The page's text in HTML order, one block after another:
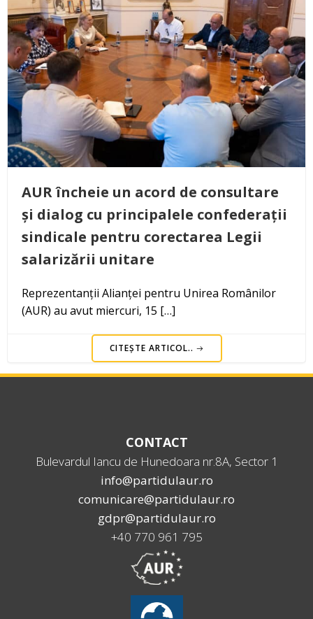
AUR încheie un acord de consultare
și dialog cu principalele confederații
sindicale pentru corectarea Legii
salarizării unitare
Reprezentanții Alianței pentru Unirea Românilor
(AUR) au avut miercuri, 15 […]
CITEȘTE ARTICOL..
CONTACT
Bulevardul Iancu de Hunedoara nr.8A, Sector 1
info@partidulaur.ro
comunicare@partidulaur.ro
gdpr@partidulaur.ro
+40 770 961 795